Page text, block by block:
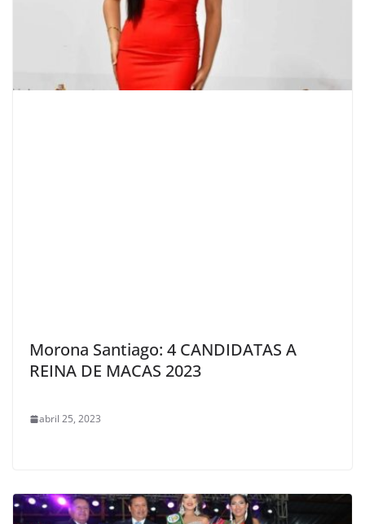
Morona Santiago: 4 CANDIDATAS A
REINA DE MACAS 2023
abril 25, 2023